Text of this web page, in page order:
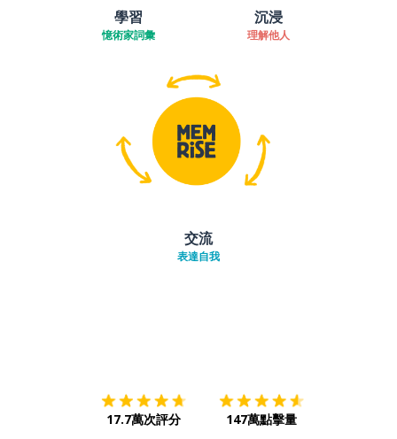
學習
憶術家詞彙
沉浸
理解他人
交流
表達自我
17.7萬次評分 147萬點擊量